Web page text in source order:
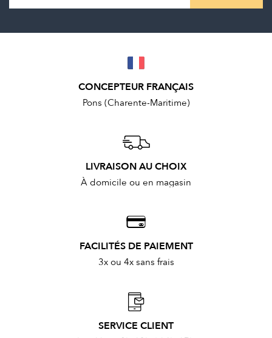
CONCEPTEUR FRANÇAIS
Pons (Charente-Maritime)
LIVRAISON AU CHOIX
À domicile ou en magasin
FACILITÉS DE PAIEMENT
3x ou 4x sans frais
SERVICE CLIENT